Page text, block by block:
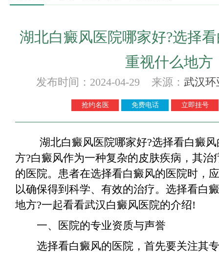
湖北白癜风医院哪家好?选择
重视什么地方
发布时间：2024-04-29 来源： 武汉环
抢约名医 免费电话 立即挂号
湖北白癜风医院哪家好?选择看白癜风
方?白癜风作为一种复杂的皮肤疾病，其治
的医院。患者在选择看白癜风的医院时，
以确保得到科学、有效的治疗。选择看白
地方?一起看看武汉白癜风医院的介绍!
一、医院的专业资质与声誉
选择看白癜风的医院，首先要关注其专